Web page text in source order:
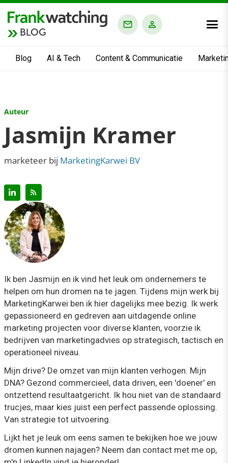
BLOG
Blog AI & Tech Content & Communicatie
Auteur
Jasmijn Kramer
marketeer bij MarketingKarwei BV
Ik ben Jasmijn en ik vind het leuk om ondernemers te
helpen om hun dromen na te jagen. Tijdens mijn werk bij
MarketingKarwei ben ik hier dagelijks mee bezig. Ik werk
gepassioneerd en gedreven aan uitdagende online
marketing projecten voor diverse klanten, voorzie ik
bedrijven van marketingadvies op strategisch, tactisch en
operationeel niveau.
Mijn drive? De omzet van mijn klanten verhogen. Mijn
DNA? Gezond commercieel, data driven, een 'doener' en
ontzettend resultaatgericht. Ik hou niet van de standaard
trucjes, maar kies juist een perfect passende oplossing.
Van strategie tot uitvoering.
Lijkt het je leuk om eens samen te bekijken hoe we jouw
dromen kunnen najagen? Neem dan contact met me op,